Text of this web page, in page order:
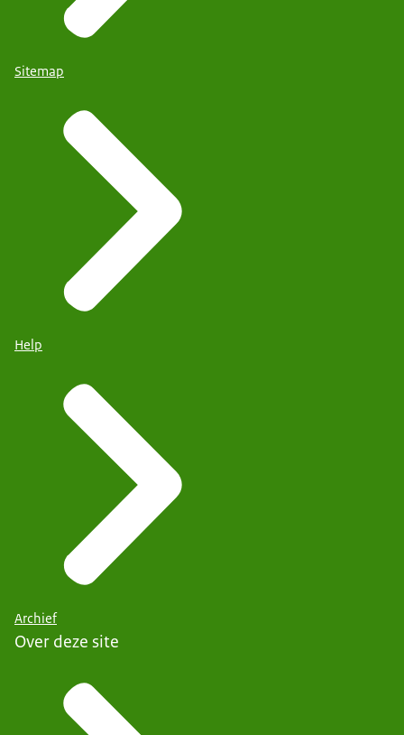
Sitemap
Help
Archief
Over deze site